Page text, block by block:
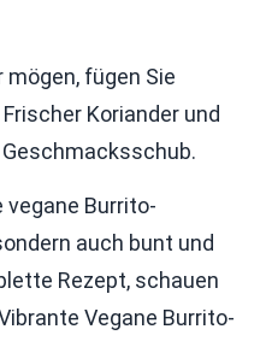
fügen Sie
Koriander und
vegane Burrito-
auch bunt und
Rezept, schauen
Vegane Burrito-